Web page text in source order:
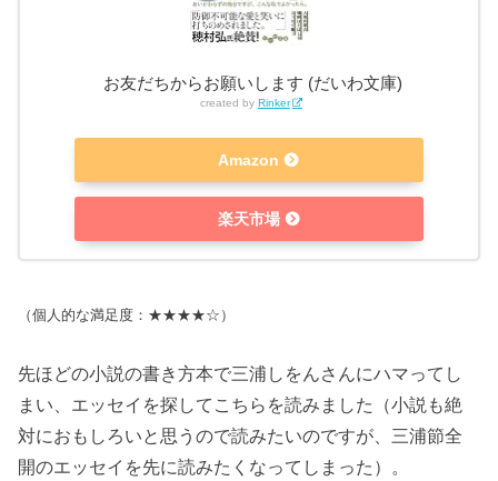
お友だちからお願いします (だいわ文庫)
created by Rinker
Amazon
楽天市場
（個人的な満足度：★★★★☆）
先ほどの小説の書き方本で三浦しをんさんにハマってし
まい、エッセイを探してこちらを読みました（小説も絶
対におもしろいと思うので読みたいのですが、三浦節全
開のエッセイを先に読みたくなってしまった）。